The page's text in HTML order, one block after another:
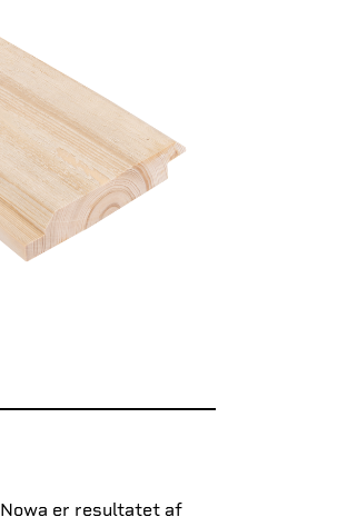
Nowa er resultatet af